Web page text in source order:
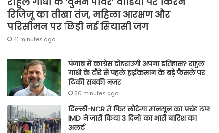
रिजिजू का तीखा तंज, महिला आरक्षण और
परिसीमन पर छिड़ी नई सियासी जंग
41 minutes ago
पंजाब में कांग्रेस दोहराएगी अपना इतिहास? राहुल
गांधी के दौरे से पहले हाईकमान के बड़े फैसले पर
टिकी सबकी नजर
50 minutes ago
दिल्ली-NCR में फिर लौटेगा मानसून का प्रचंड रूप:
IMD ने जारी किया 3 दिनों का भारी बारिश का
अलर्ट